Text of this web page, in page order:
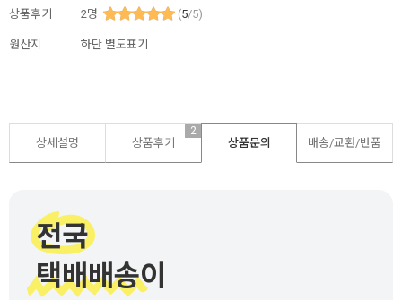
상품후기 2명 (5/5)
원산지 하단 별도표기
상세설명 상품후기
2
상품문의 배송/교환/반품
전국
택배배송이